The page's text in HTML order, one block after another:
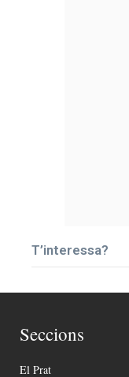
T’interessa?
Seccions
El Prat